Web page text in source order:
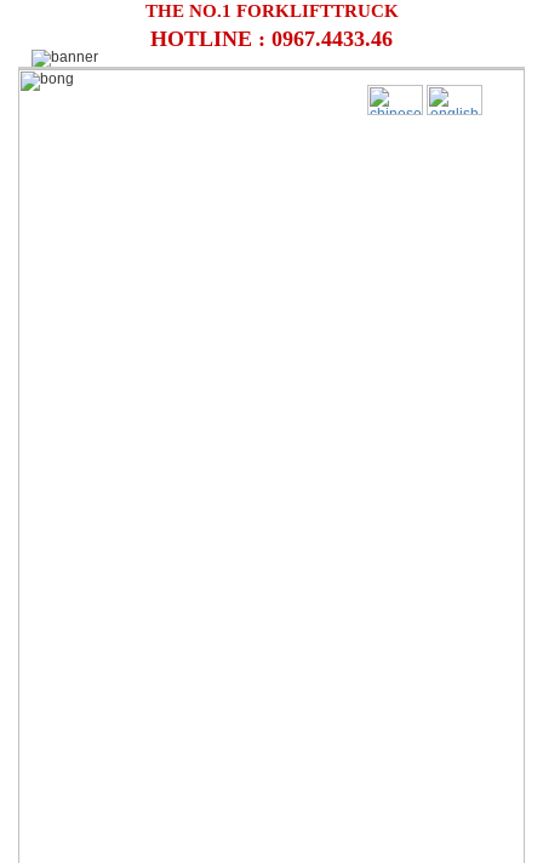
THE NO.1 FORKLIFTTRUCK
HOTLINE : 0967.4433.46